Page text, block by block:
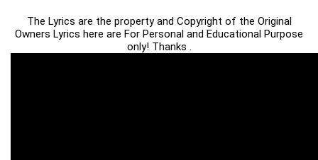
The Lyrics are the property and Copyright of the Original
Owners Lyrics here are For Personal and Educational Purpose
only! Thanks .